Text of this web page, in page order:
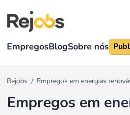
EmpregosBlogSobre nós
Rejobs / Empregos em energias
Empregos em